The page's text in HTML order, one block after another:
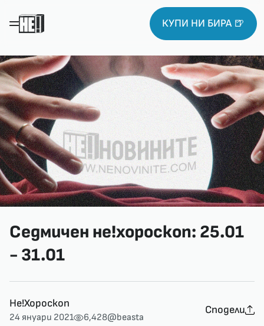
КУПИ НИ БИРА 🍺
Седмичен не!хороскоп: 25.01
- 31.01
Не!Хороскоп
24 януари 2021 6,428@beasta
Сподели